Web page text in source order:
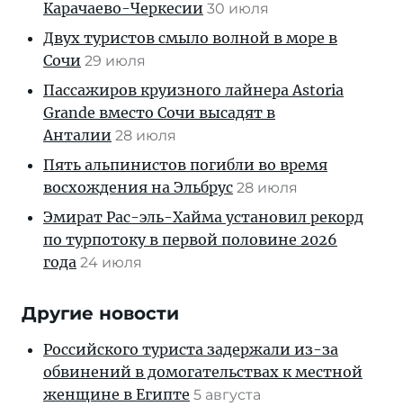
Карачаево-Черкесии 30 июля
Двух туристов смыло волной в море в
Сочи 29 июля
Пассажиров круизного лайнера Astoria
Grande вместо Сочи высадят в
Анталии 28 июля
Пять альпинистов погибли во время
восхождения на Эльбрус 28 июля
Эмират Рас-эль-Хайма установил рекорд
по турпотоку в первой половине 2026
года 24 июля
Другие новости
Российского туриста задержали из-за
обвинений в домогательствах к местной
женщине в Египте 5 августа